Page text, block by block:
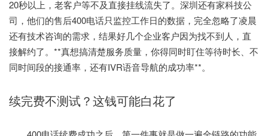
20秒以上，老客户等不及直接挂线流失了。深圳还有家科技公
司，他们的售后400电话只监控工作日的数据，完全忽略了凌晨
还有技术咨询的需求，结果好几个企业客户因为找不到人，直
接解约了。**真想搞清楚服务质量，你得同时盯住等待时长、不
同时间段的接通率，还有IVR语音导航的成功率**。
续完费不测试？这钱可能白花了